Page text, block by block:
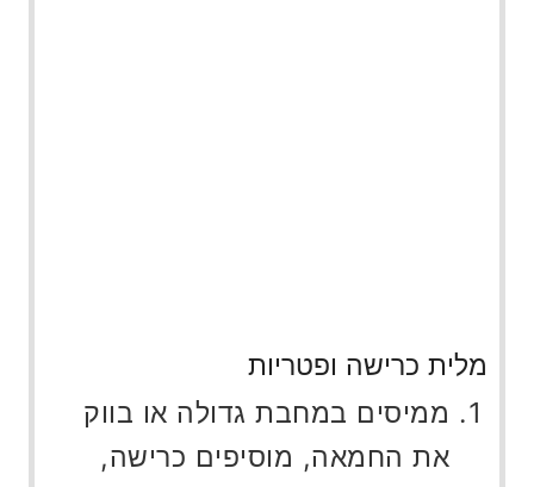
מלית כרישה ופטריות
ממיסים במחבת גדולה או בווק
את החמאה, מוסיפים כרישה,